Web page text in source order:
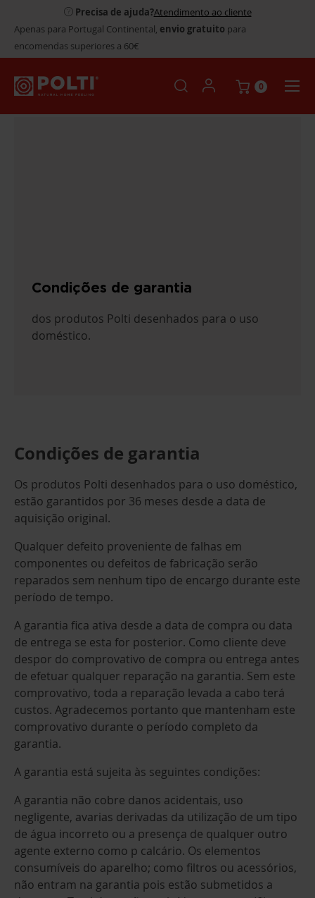
Precisa de ajuda?Atendimento ao cliente
Apenas para Portugal Continental, envio gratuito para
encomendas superiores a 60€
0
Condições de garantia
dos produtos Polti desenhados para o uso
doméstico.
Condições de garantia
Os produtos Polti desenhados para o uso doméstico,
estão garantidos por 36 meses desde a data de
aquisição original.
Qualquer defeito proveniente de falhas em
componentes ou defeitos de fabricação serão
reparados sem nenhum tipo de encargo durante este
período de tempo.
A garantia fica ativa desde a data de compra ou data
de entrega se esta for posterior. Como cliente deve
despor do comprovativo de compra ou entrega antes
de efetuar qualquer reparação na garantia. Sem este
comprovativo, toda a reparação levada a cabo terá
custos. Agradecemos portanto que mantenham este
comprovativo durante o período completo da
garantia.
A garantia está sujeita às seguintes condições:
A garantia não cobre danos acidentais, uso
negligente, avarias derivadas da utilização de um tipo
de água incorreto ou a presença de qualquer outro
agente externo como p calcário. Os elementos
consumíveis do aparelho; como filtros ou acessórios,
não entram na garantia pois estão submetidos a